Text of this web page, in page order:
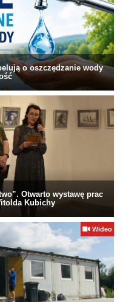
o oszczędzanie wody
Otwarto wystawę prac
Kubichy
Wideo